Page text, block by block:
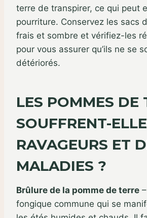
terre de transpirer, ce qui peut
pourriture. Conservez les sacs
frais et sombre et vérifiez-les
pour vous assurer qu’ils ne se
détériorés.
LES POMMES DE
SOUFFRENT-
RAVAGEURS ET
MALADIES ?
Brûlure de la pomme de terre
fongique commune qui se